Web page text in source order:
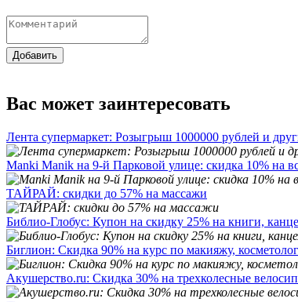
Добавить
Вас может заинтересовать
Лента супермаркет: Розыгрыш 1000000 рублей и
Manki Manik на 9-й Парковой улице: скидка 10% на
ТАЙРАЙ: скидки до 57% на массажи
Библио-Глобус: Купон на скидку 25% на книги,
Биглион: Скидка 90% на курс по макияжу,
Акушерство.ru: Скидка 30% на трехколесные